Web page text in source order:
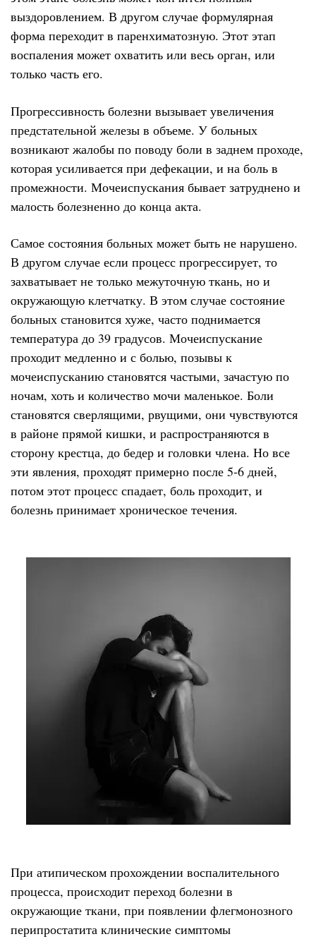
выздоровлением. В другом случае формулярная
форма переходит в паренхиматозную. Этот этап
воспаления может охватить или весь орган, или
только часть его.
Прогрессивность болезни вызывает увеличения
предстательной железы в объеме. У больных
возникают жалобы по поводу боли в заднем проходе,
которая усиливается при дефекации, и на боль в
промежности. Мочеиспускания бывает затруднено и
малость болезненно до конца акта.
Самое состояния больных может быть не нарушено.
В другом случае если процесс прогрессирует, то
захватывает не только межуточную ткань, но и
окружающую клетчатку. В этом случае состояние
больных становится хуже, часто поднимается
температура до 39 градусов. Мочеиспускание
проходит медленно и с болью, позывы к
мочеиспусканию становятся частыми, зачастую по
ночам, хоть и количество мочи маленькое. Боли
становятся сверлящими, рвущими, они чувствуются
в районе прямой кишки, и распространяются в
сторону крестца, до бедер и головки члена. Но все
эти явления, проходят примерно после 5-6 дней,
потом этот процесс спадает, боль проходит, и
болезнь принимает хроническое течения.
При атипическом прохождении воспалительного
процесса, происходит переход болезни в
окружающие ткани, при появлении флегмонозного
перипростатита клинические симптомы